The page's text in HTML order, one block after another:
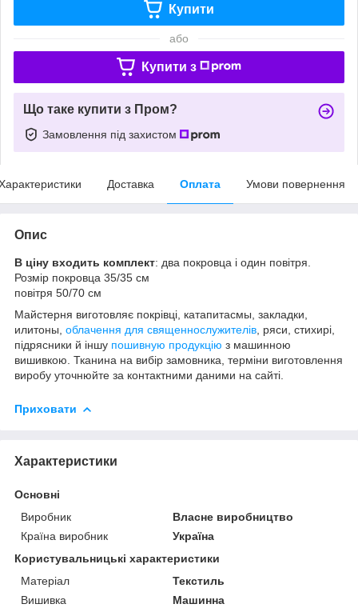
Купити
або
Купити з
Що таке купити з Пром?
Замовлення під захистом
Доставка Оплата Умови повернення
Опис
В ціну входить комплект: два покровца і один повітря.
Розмір покровца 35/35 см
повітря 50/70 см
Майстерня виготовляє покрівці, катапитасмы, закладки,
илитоны, облачення для священнослужителів , ряси, стихирі,
підрясники й іншу пошивную продукцію з машинною
вишивкою. Тканина на вибір замовника, терміни виготовлення
виробу уточнюйте за контактними даними на сайті.
Приховати
Характеристики
Основні
Виробник
Власне виробництво
Країна виробник
Україна
Користувальницькі характеристики
Матеріал
Текстиль
Вишивка
Машинна